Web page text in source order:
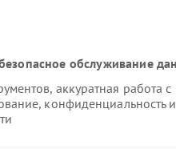
обслуживание
аккуратная работа с
конфиденциальность и